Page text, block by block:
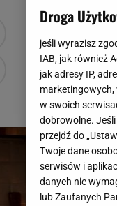
inne
Natalia Szyperek
27 listopada 2024,
Droga
jeśli wyrazisz
IAB, jak również
jak adresy IP,
marketingowych,
w swoich
dobrowolne.
przejdź do
Twoje dane
serwisów i
danych nie
lub Zaufanych